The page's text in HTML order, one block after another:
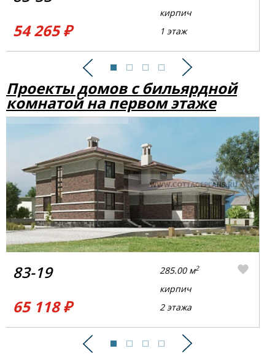
Предыдущий Следующий
54 265 ₽
кирпич
1 этаж
Проекты домов с бильярдной
комнатой на первом этаже
Предыдущий Следующий
83-19
65 118 ₽
285.00 м2
кирпич
2 этажа